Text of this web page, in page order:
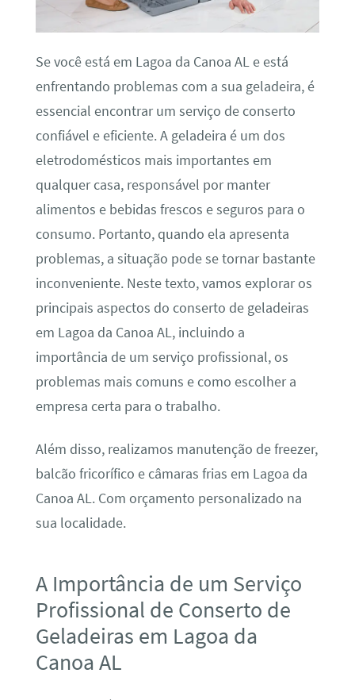
Se você está em Lagoa da Canoa AL e está
enfrentando problemas com a sua geladeira, é
essencial encontrar um serviço de conserto
confiável e eficiente. A geladeira é um dos
eletrodomésticos mais importantes em
qualquer casa, responsável por manter
alimentos e bebidas frescos e seguros para o
consumo. Portanto, quando ela apresenta
problemas, a situação pode se tornar bastante
inconveniente. Neste texto, vamos explorar os
principais aspectos do conserto de geladeiras
em Lagoa da Canoa AL, incluindo a
importância de um serviço profissional, os
problemas mais comuns e como escolher a
empresa certa para o trabalho.
Além disso, realizamos manutenção de freezer,
balcão fricorífico e câmaras frias em Lagoa da
Canoa AL. Com orçamento personalizado na
sua localidade.
A Importância de um Serviço
Profissional de Conserto de
Geladeiras em Lagoa da
Canoa AL